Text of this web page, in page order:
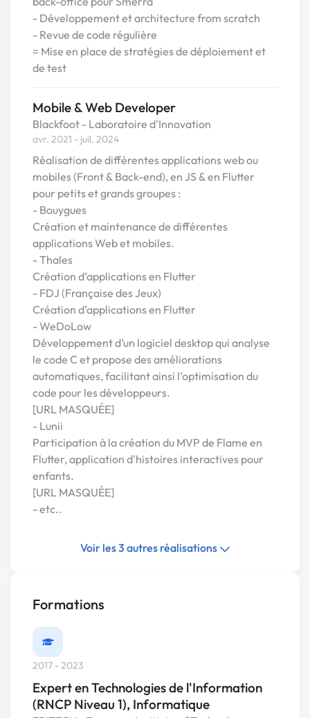
- Développement et architecture from scratch
- Revue de code régulière
= Mise en place de stratégies de déploiement et
de test
Mobile & Web Developer
Blackfoot - Laboratoire d'Innovation
avr. 2021 - juil. 2024
Réalisation de différentes applications web ou
mobiles (Front & Back-end), en JS & en Flutter
pour petits et grands groupes :
- Bouygues
Création et maintenance de différentes
applications Web et mobiles.
- Thales
Création d’applications en Flutter
- FDJ (Française des Jeux)
Création d’applications en Flutter
- WeDoLow
Développement d’un logiciel desktop qui analyse
le code C et propose des améliorations
automatiques, facilitant ainsi l’optimisation du
code pour les développeurs.
[URL MASQUÉE]
- Lunii
Participation à la création du MVP de Flame en
Flutter, application d'histoires interactives pour
enfants.
[URL MASQUÉE]
- etc..
Voir les 3 autres réalisations
Formations
2017 - 2023
Expert en Technologies de l'Information
(RNCP Niveau 1), Informatique